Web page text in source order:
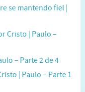
se mantendo fiel |
Cristo | Paulo –
– Parte 2 de 4
| Paulo – Parte 1